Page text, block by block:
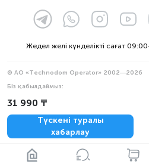
31 990 ₸
Түскені туралы
хабарлау
Жедел желі күнделікті сағат
© АО «Technodom Operator» 2002—2026
Біз қабылдаймыз:
Ресми хабарлама
Құпиялылық саясаты